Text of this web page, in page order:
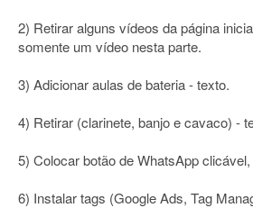
2) Retirar alguns vídeos da página
somente um vídeo nesta parte.
3) Adicionar aulas de bateria - texto.
4) Retirar (clarinete, banjo e cavaco) -
5) Colocar botão de WhatsApp
6) Instalar tags (Google Ads, Tag